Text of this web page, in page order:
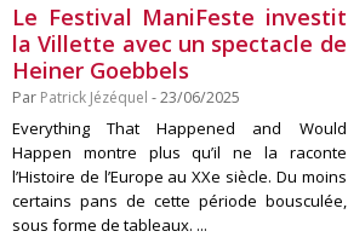
Le Festival ManiFeste investit
la Villette avec un spectacle de
Heiner Goebbels
Par Patrick Jézéquel - 23/06/2025
Everything That Happened and Would
Happen montre plus qu’il ne la raconte
l’Histoire de l’Europe au XXe siècle. Du moins
certains pans de cette période bousculée,
sous forme de tableaux. ...